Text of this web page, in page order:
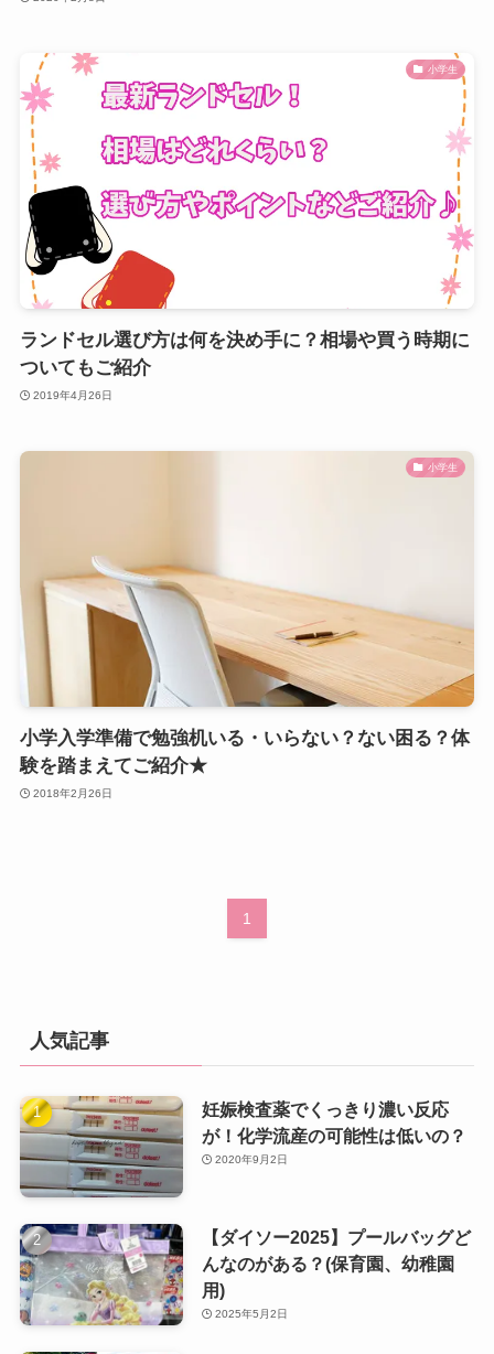
小学生
ランドセル選び方は何を決め手に？相場や買う時期に
ついてもご紹介
2019年4月26日
小学生
小学入学準備で勉強机いる・いらない？ない困る？体
験を踏まえてご紹介★
2018年2月26日
1
人気記事
妊娠検査薬でくっきり濃い反応
が！化学流産の可能性は低いの？
2020年9月2日
【ダイソー2025】プールバッグど
んなのがある？(保育園、幼稚園
用)
2025年5月2日